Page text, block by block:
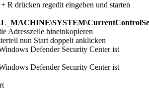
R drücken regedit eingeben und starten
Adresszeile hineinkopieren
nun Start doppelt anklicken
Defender Security Center ist
Defender Security Center ist